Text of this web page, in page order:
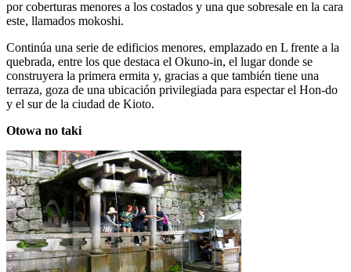
por coberturas menores a los costados y una que sobresale en la cara
este, llamados mokoshi.
Continúa una serie de edificios menores, emplazado en L frente a la
quebrada, entre los que destaca el Okuno-in, el lugar donde se
construyera la primera ermita y, gracias a que también tiene una
terraza, goza de una ubicación privilegiada para espectar el Hon-do
y el sur de la ciudad de Kioto.
Otowa no taki